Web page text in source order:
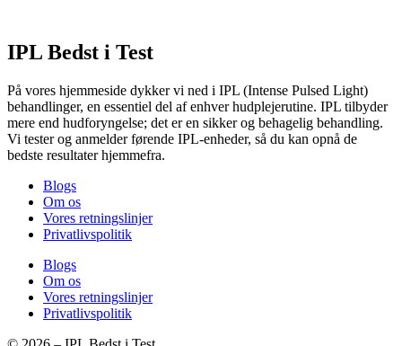
IPL Bedst i Test
På vores hjemmeside dykker vi ned i IPL (Intense Pulsed Light)
behandlinger, en essentiel del af enhver hudplejerutine. IPL tilbyder
mere end hudforyngelse; det er en sikker og behagelig behandling.
Vi tester og anmelder førende IPL-enheder, så du kan opnå de
bedste resultater hjemmefra.
Blogs
Om os
Vores retningslinjer
Privatlivspolitik
Blogs
Om os
Vores retningslinjer
Privatlivspolitik